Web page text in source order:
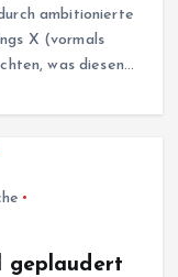
ambitionierte
X (vormals
was diesen…
geplaudert